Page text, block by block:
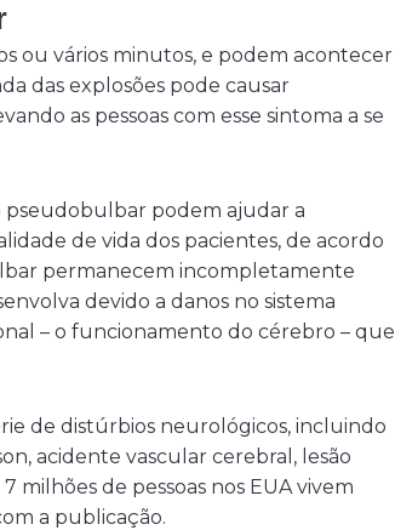
ou vários minutos, e podem acontecer
das explosões pode causar
as pessoas com esse sintoma a se
pseudobulbar podem ajudar a
de vida dos pacientes, de acordo
permanecem incompletamente
devido a danos no sistema
– o funcionamento do cérebro – que
de distúrbios neurológicos, incluindo
acidente vascular cerebral, lesão
milhões de pessoas nos EUA vivem
a publicação.